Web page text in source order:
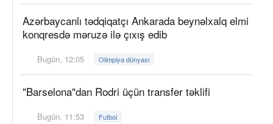
Azərbaycanlı tədqiqatçı Ankarada beynəlxalq elmi
konqresdə məruzə ilə çıxış edib
Bugün, 12:05 Olimpiya dünyası
"Barselona"dan Rodri üçün transfer təklifi
Bugün, 11:53 Futbol